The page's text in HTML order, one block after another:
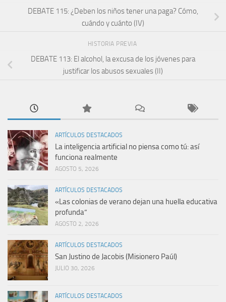
DEBATE 115: ¿Deben los niños tener una paga? Cómo,
cuándo y cuánto (IV)
HISTORIA PREVIA
DEBATE 113: El alcohol, la excusa de los jóvenes para
justificar los abusos sexuales (II)
ARTÍCULOS DESTACADOS
La inteligencia artificial no piensa como tú: así
funciona realmente
AGOSTO 5, 2026
ARTÍCULOS DESTACADOS
«Las colonias de verano dejan una huella educativa
profunda”
AGOSTO 2, 2026
ARTÍCULOS DESTACADOS
San Justino de Jacobis (Misionero Paúl)
JULIO 30, 2026
ARTÍCULOS DESTACADOS